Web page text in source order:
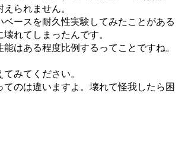
られません。
ベースを耐久性実験してみたことがある
れてしまったんです。
はある程度比例するってことですね。
みてください。
てのは違いますよ。壊れて怪我したら困